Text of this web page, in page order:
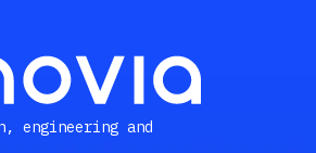
engineering and